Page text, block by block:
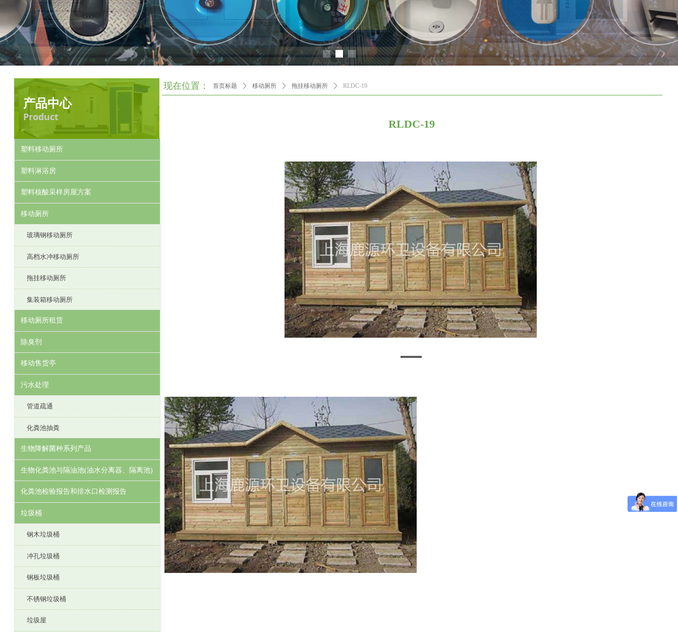
RLDC-19
现在位置： 首页标题 ꄲ 移动厕所 ꄲ 拖挂移动厕所 ꄲ RLDC-19
塑料移动厕所
塑料淋浴房
塑料核酸采样房屋方案
移动厕所
玻璃钢移动厕所
高档水冲移动厕所
拖挂移动厕所
集装箱移动厕所
移动厕所租赁
除臭剂
移动售货亭
污水处理
管道疏通
化粪池抽粪
生物降解菌种系列产品
生物化粪池与隔油池(油水分离器、隔离池)
化粪池检验报告和排水口检测报告
垃圾桶
钢木垃圾桶
冲孔垃圾桶
钢板垃圾桶
不锈钢垃圾桶
垃圾屋
产品中心
Product